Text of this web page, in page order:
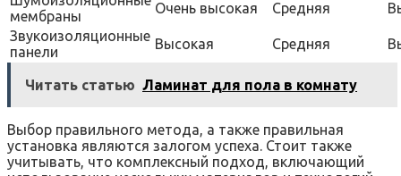
мембраны
Очень высокая Средняя
Звукоизоляционные
панели
Высокая Средняя
Читать статью Ламинат для пола в комнату
Выбор правильного метода, а также правильная
установка являются залогом успеха. Стоит также
учитывать, что комплексный подход, включающий